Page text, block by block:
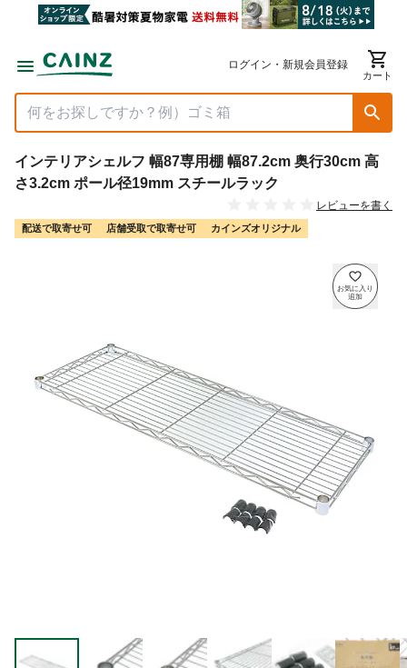
ログイン・新規会員登録
カート
インテリアシェルフ 幅87専用棚 幅87.2cm 奥行30cm 高
さ3.2cm ポール径19mm スチールラック
レビューを書く
配送で取寄せ可 店舗受取で取寄せ可 カインズオリジナル